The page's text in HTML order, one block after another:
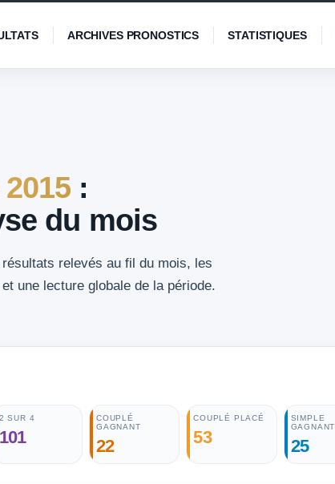
ARCHIVES PRONOSTICS STATISTIQUES
:
du mois
relevés au fil du mois, les
une lecture globale de la période.
2 SUR 4
101
COUPLÉ
GAGNANT
22
COUPLÉ PLACÉ
53
SIMPLE
GAGNANT
25